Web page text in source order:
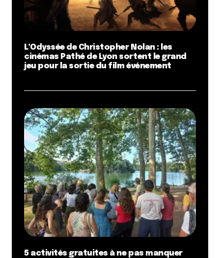
L’Odyssée de Christopher Nolan : les
cinémas Pathé de Lyon sortent le grand
jeu pour la sortie du film événement
5 activités gratuites à ne pas manquer